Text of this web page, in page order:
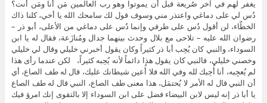
يغفر لهم في آخر صُريعة قبل أن يموتوا وهو رب العالمين مَن أنا ومَن أنت؟
دُس لي على دماغي واعتذر مني وسوف قول لك سامحك الله يا أخي، كلنا ذاك
الخطّاء، لن أقول دُس على طرفي وإنما دُس على دماغي من الأعلى، أبو ذر –
رضوان الله عليه – تلاحى مع بلال وحدث بينهما جدال ومُنازَعة، فقال له يا ابن
السوداء، والنبي كان يُحِب أبا ذر كثيراً وكان يقول أخبرني خليلي وقال لي خليلي
وخصني خليلي، فالنبي كان يقول هذا دائماً لأنه يُحِبه كثيراً، لكن عندما رأى هذا
لم يُعجِبه، أنا أُحِبك لله وفي الله فلا أُعين شيطانك عليك، قال له طف الصاع، أي
أن النبي قال له الأمر لا يُحتمَل، هذا معنى طف الصاع، النبي قال له طف الصاع
يا أبا ذر إنه ليس لابن البيضاء فضل على ابن السوداء إلا بالتقوى إنك امرؤ فيك